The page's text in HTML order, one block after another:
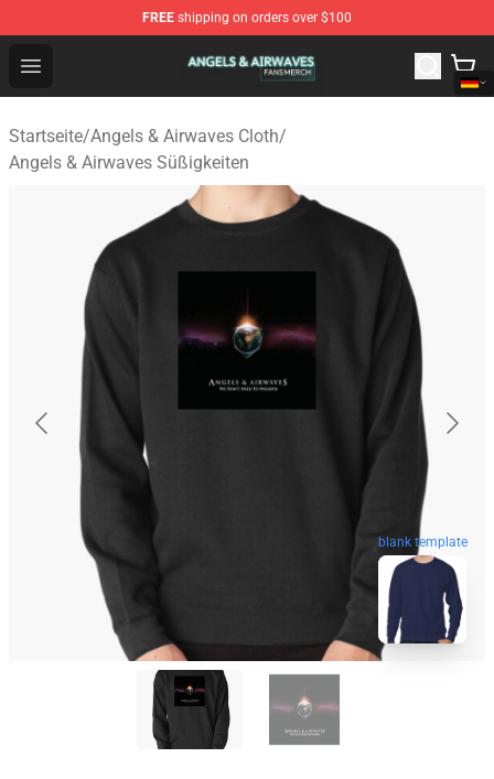
FREE shipping on orders over $100
Open menu
Angels & Airwaves Shop - Official Angels & Airwaves
Startseite/Angels & Airwaves Cloth/
Angels & Airwaves Süßigkeiten
blank template